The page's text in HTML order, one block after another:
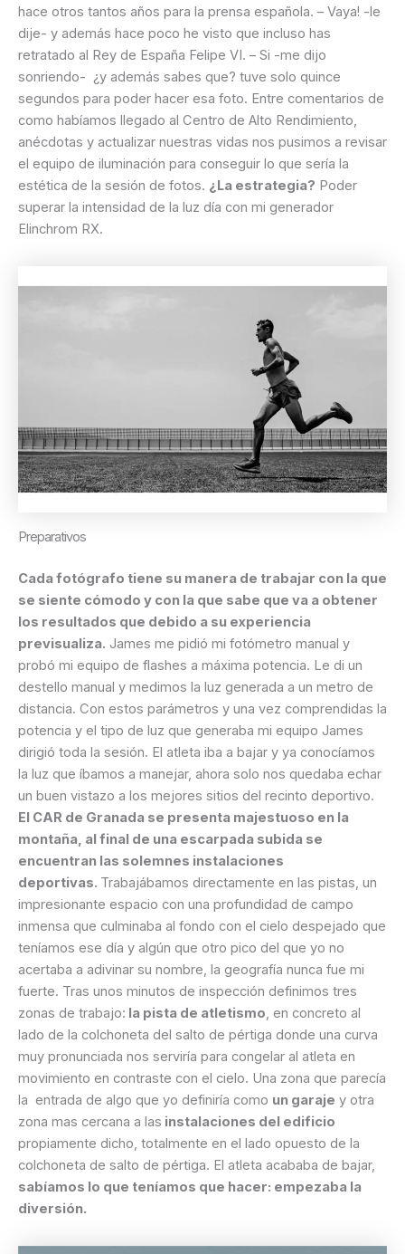
hace otros tantos años para la prensa española. – Vaya! -le
dije- y además hace poco he visto que incluso has
retratado al Rey de España Felipe VI. – Si -me dijo
sonriendo- ¿y además sabes que? tuve solo quince
segundos para poder hacer esa foto. Entre comentarios de
como habíamos llegado al Centro de Alto Rendimiento,
anécdotas y actualizar nuestras vidas nos pusimos a revisar
el equipo de iluminación para conseguir lo que sería la
estética de la sesión de fotos. ¿La estrategia? Poder
superar la intensidad de la luz día con mi generador
Elinchrom RX.
Preparativos
Cada fotógrafo tiene su manera de trabajar con la que
se siente cómodo y con la que sabe que va a obtener
los resultados que debido a su experiencia
previsualiza. James me pidió mi fotómetro manual y
probó mi equipo de flashes a máxima potencia. Le di un
destello manual y medimos la luz generada a un metro de
distancia. Con estos parámetros y una vez comprendidas la
potencia y el tipo de luz que generaba mi equipo James
dirigió toda la sesión. El atleta iba a bajar y ya conocíamos
la luz que íbamos a manejar, ahora solo nos quedaba echar
un buen vistazo a los mejores sitios del recinto deportivo.
El CAR de Granada se presenta majestuoso en la
montaña, al final de una escarpada subida se
encuentran las solemnes instalaciones
deportivas. Trabajábamos directamente en las pistas, un
impresionante espacio con una profundidad de campo
inmensa que culminaba al fondo con el cielo despejado que
teníamos ese día y algún que otro pico del que yo no
acertaba a adivinar su nombre, la geografía nunca fue mi
fuerte. Tras unos minutos de inspección definimos tres
zonas de trabajo: la pista de atletismo, en concreto al
lado de la colchoneta del salto de pértiga donde una curva
muy pronunciada nos serviría para congelar al atleta en
movimiento en contraste con el cielo. Una zona que parecía
la entrada de algo que yo definiría como un garaje y otra
zona mas cercana a las instalaciones del edificio
propiamente dicho, totalmente en el lado opuesto de la
colchoneta de salto de pértiga. El atleta acababa de bajar,
sabíamos lo que teníamos que hacer: empezaba la
diversión.